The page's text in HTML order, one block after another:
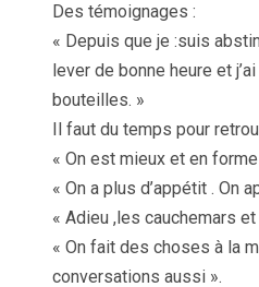
Des témoignages :
« Depuis que je :suis
lever de bonne heure et
bouteilles. »
Il faut du temps pour
« On est mieux et en
« On a plus d’appétit . On
« Adieu ,les cauchemars
« On fait des choses à la
conversations aussi ».